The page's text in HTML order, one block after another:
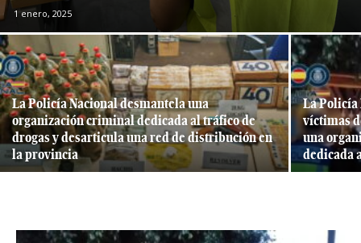
1 enero, 2025
La Policía Nacional desmantela una
organización criminal dedicada al tráfico de
drogas y desarticula una red de distribución en
la provincia
La Policía
víctimas
una
dedicada